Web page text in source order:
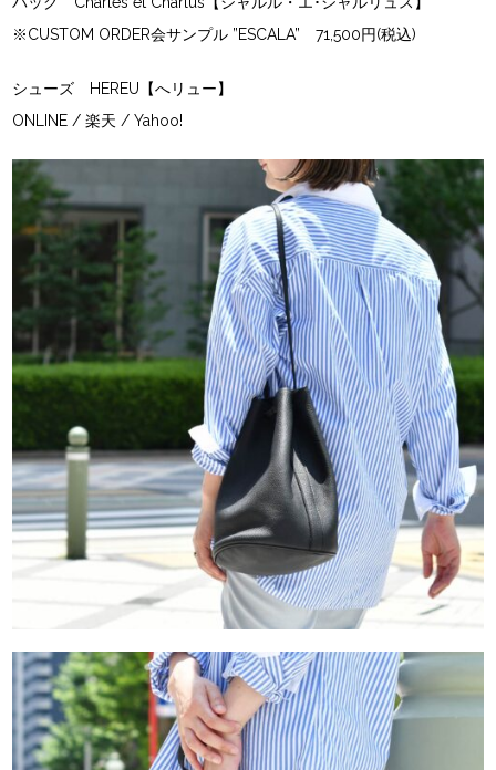
※CUSTOM ORDER会サンプル ”ESCALA” 71,500円(税込)
シューズ HEREU【へリュー】
ONLINE /楽天 /Yahoo!